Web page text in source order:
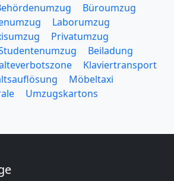
Büroumzug
Laborumzug
Privatumzug
Beiladung
Klaviertransport
Möbeltaxi
Umzugskartons